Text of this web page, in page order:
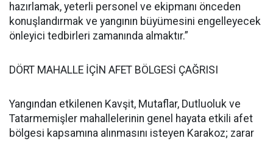
hazırlamak, yeterli personel ve ekipmanı önceden
konuşlandırmak ve yangının büyümesini engelleyecek
önleyici tedbirleri zamanında almaktır.”
DÖRT MAHALLE İÇİN AFET BÖLGESİ ÇAĞRISI
Yangından etkilenen Kavşit, Mutaflar, Dutluoluk ve
Tatarmemişler mahallelerinin genel hayata etkili afet
bölgesi kapsamına alınmasını isteyen Karakoz; zarar